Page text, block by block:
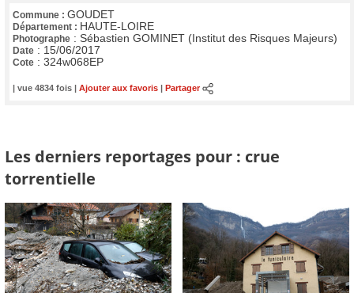
Commune : GOUDET
Département : HAUTE-LOIRE
Photographe : Sébastien GOMINET (Institut des Risques Majeurs)
Date : 15/06/2017
Cote : 324w068EP
| vue 4834 fois | Ajouter aux favoris Partager
Les derniers reportages pour : crue
torrentielle